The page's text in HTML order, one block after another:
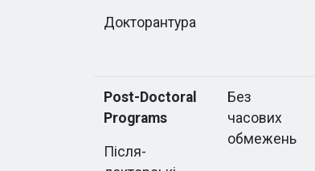
Докторантура
Post-Doctoral
Programs
Після-
Без
часових
обмежень